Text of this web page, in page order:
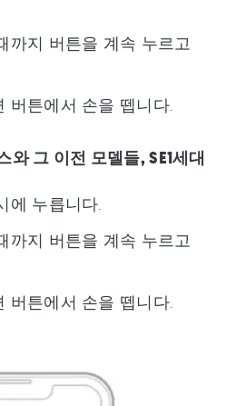
까지 버튼을 계속 누르고
버튼에서 손을 뗍니다.
와 그 이전 모델들, SE1세대
에 누릅니다.
까지 버튼을 계속 누르고
버튼에서 손을 뗍니다.